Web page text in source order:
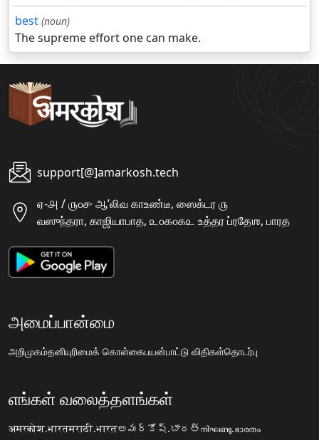
best (noun)
The supreme effort one can make.
support[@]amarkosh.tech
ஏ-௮ / ௫௦௪ ஆʼலிவ காஉண்டீ, ஸைக்டர ௫
வஸுந்தரா, காஜியாபாத, ௨௦௧௦௧௨ உத்தர ப்ரதேஶ, பாரத
அமைப்பான்மை
அறிமுகம்தனியுரிமைக் கொள்கைபயன்பாட்டு விதிகள்தொடர்பு
எங்கள் வலைத்தளங்கள்
अमरकोश.भारतमराठी.भारतఅమర్కోష్.భారత్നിഘണ്ടു.ഭാരതം